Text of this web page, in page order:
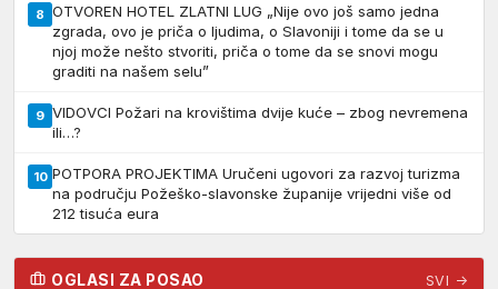
8 OTVOREN HOTEL ZLATNI LUG „Nije ovo još samo jedna
zgrada, ovo je priča o ljudima, o Slavoniji i tome da se u
njoj može nešto stvoriti, priča o tome da se snovi mogu
graditi na našem selu”
9 VIDOVCI Požari na krovištima dvije kuće – zbog nevremena
ili…?
10 POTPORA PROJEKTIMA Uručeni ugovori za razvoj turizma
na području Požeško-slavonske županije vrijedni više od
212 tisuća eura
OGLASI ZA POSAO SVI →